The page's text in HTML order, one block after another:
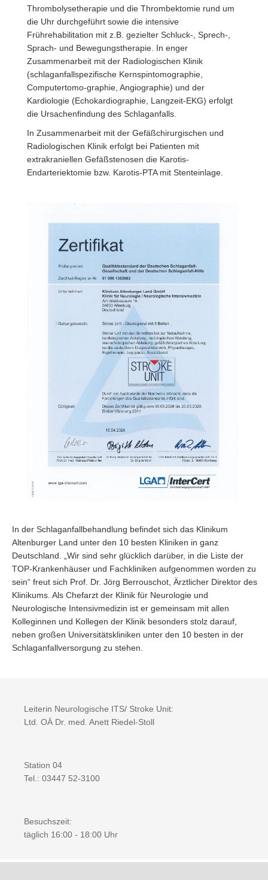
Thrombolysetherapie und die Thrombektomie rund um
die Uhr durchgeführt sowie die intensive
Frührehabilitation mit z.B. gezielter Schluck-, Sprech-,
Sprach- und Bewegungstherapie. In enger
Zusammenarbeit mit der Radiologischen Klinik
(schlaganfallspezifische Kernspintomographie,
Computertomo-graphie, Angiographie) und der
Kardiologie (Echokardiographie, Langzeit-EKG) erfolgt
die Ursachenfindung des Schlaganfalls.
In Zusammenarbeit mit der Gefäßchirurgischen und
Radiologischen Klinik erfolgt bei Patienten mit
extrakraniellen Gefäßstenosen die Karotis-
Endarteriektomie bzw. Karotis-PTA mit Stenteinlage.
In der Schlaganfallbehandlung befindet sich das Klinikum
Altenburger Land unter den 10 besten Kliniken in ganz
Deutschland. „Wir sind sehr glücklich darüber, in die Liste der
TOP-Krankenhäuser und Fachkliniken aufgenommen worden zu
sein“ freut sich Prof. Dr. Jörg Berrouschot, Ärztlicher Direktor des
Klinikums. Als Chefarzt der Klinik für Neurologie und
Neurologische Intensivmedizin ist er gemeinsam mit allen
Kolleginnen und Kollegen der Klinik besonders stolz darauf,
neben großen Universitätskliniken unter den 10 besten in der
Schlaganfallversorgung zu stehen.
Leiterin Neurologische ITS/ Stroke Unit:
Ltd. OÄ Dr. med. Anett Riedel-Stoll
Station 04
Tel.: 03447 52-3100
Besuchszeit:
täglich 16:00 - 18:00 Uhr